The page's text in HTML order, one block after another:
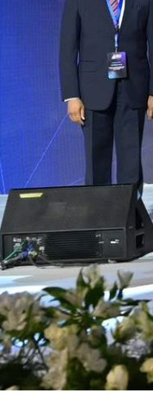
ماجستير
(الأوراق
تقرير قطاع
عن قطاع